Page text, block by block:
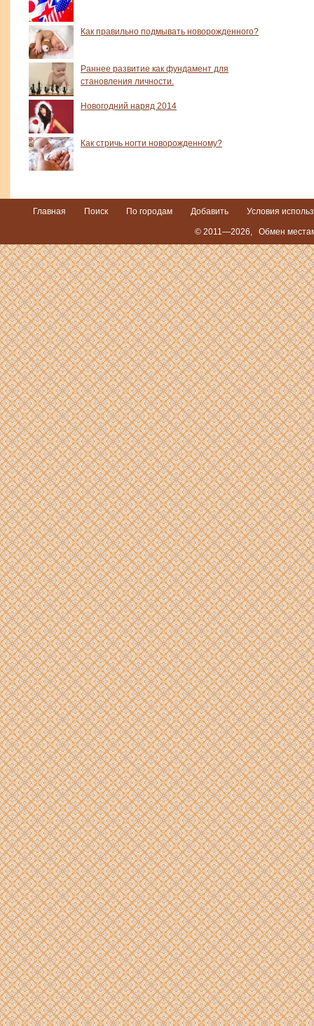
Как правильно подмывать новорожденного?
Раннее развитие как фундамент для
становления личности.
Новогодний наряд 2014
Как стричь ногти новорожденному?
Главная Поиск По городам Добавить Условия
© 2011—2026, Обмен